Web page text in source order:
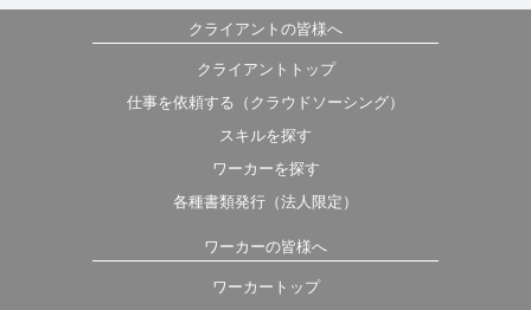
クライアントの皆様へ
クライアントトップ
仕事を依頼する（クラウドソーシング）
スキルを探す
ワーカーを探す
各種書類発行（法人限定）
ワーカーの皆様へ
ワーカートップ